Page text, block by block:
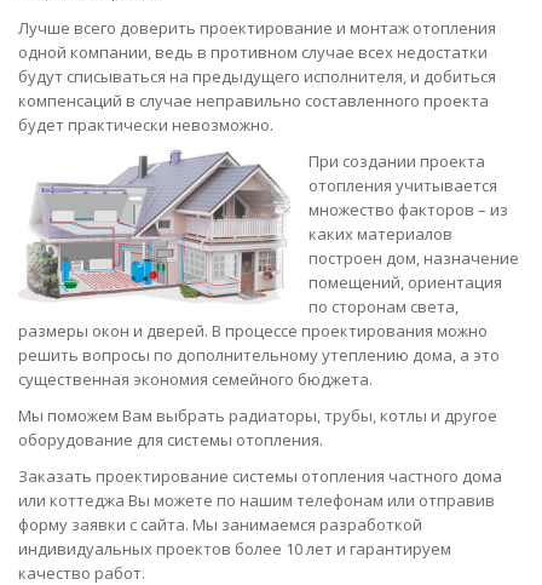
Лучше всего доверить проектирование и монтаж отопления
одной компании, ведь в противном случае всех недостатки
будут списываться на предыдущего исполнителя, и добиться
компенсаций в случае неправильно составленного проекта
будет практически невозможно.
При создании проекта
отопления учитывается
множество факторов – из
каких материалов
построен дом, назначение
помещений, ориентация
по сторонам света,
размеры окон и дверей. В процессе проектирования можно
решить вопросы по дополнительному утеплению дома, а это
существенная экономия семейного бюджета.
Мы поможем Вам выбрать радиаторы, трубы, котлы и другое
оборудование для системы отопления.
Заказать проектирование системы отопления частного дома
или коттеджа Вы можете по нашим телефонам или отправив
форму заявки с сайта. Мы занимаемся разработкой
индивидуальных проектов более 10 лет и гарантируем
качество работ.